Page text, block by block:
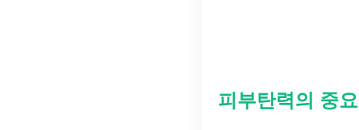
피부탄력의 중